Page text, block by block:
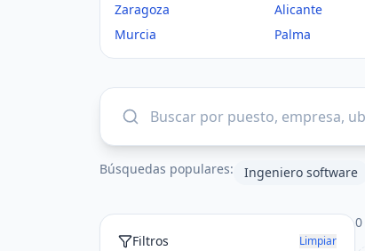
Zaragoza
Alicante
Murcia
Palma
Búsquedas populares: Ingeniero software
Filtros Limpiar
0